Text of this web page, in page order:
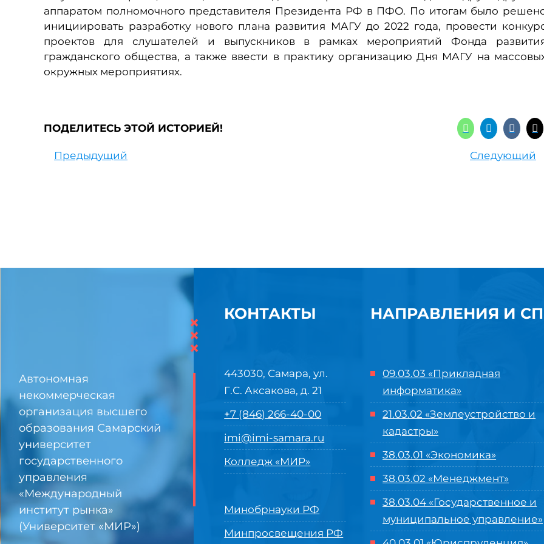
аппаратом полномочного представителя Президента РФ в ПФО. По итогам было
инициировать разработку нового плана развития МАГУ до 2022 года, провести
проектов для слушателей и выпускников в рамках мероприятий Фонда
гражданского общества, а также ввести в практику организацию Дня МАГУ на
окружных мероприятиях.
ПОДЕЛИТЕСЬ ЭТОЙ ИСТОРИЕЙ!
Предыдущий Следующий
Автономная
некоммерческая
организация высшего
образования Самарский
университет
государственного
управления
«Международный
институт рынка»
(Университет «МИР»)
×
×
×
КОНТАКТЫ
443030, Самара, ул.
Г.С. Аксакова, д. 21
+7 (846) 266-40-00
imi@imi-samara.ru
Колледж «МИР»
Минобрнауки РФ
Минпросвещения РФ
НАПРАВЛЕНИЯ И
09.03.03 «Прикладная
информатика»
21.03.02 «Землеустройство и
кадастры»
38.03.01 «Экономика»
38.03.02 «Менеджмент»
38.03.04 «Государственное и
муниципальное управление»